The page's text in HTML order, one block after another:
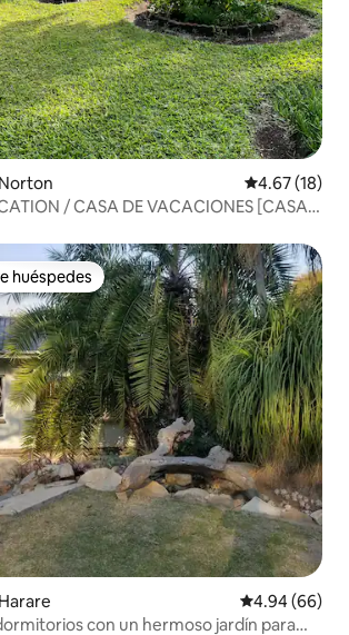
Calificación
4.67 (18)
/ CASA DE VACACIONES [CASA
preferido
huéspedes
Calificación
4.94 (66)
con un hermoso jardín para